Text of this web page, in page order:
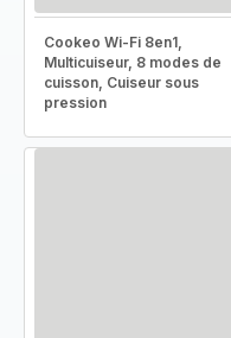
Cookeo Wi-Fi 8en1,
Multicuiseur, 8 modes de
cuisson, Cuiseur sous
pression